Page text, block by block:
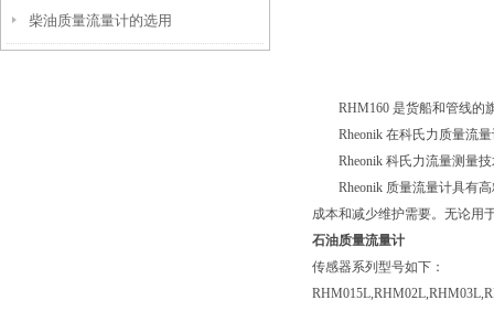
度的热式气体质量流量控制器/流量计
柴油质量流量计的选用
RHM160 是货船和管线的旗
Rheonik 在科氏力质量流量
Rheonik 科氏力流量测量技
Rheonik 质量流量计具有高
成本和减少维护需要。无论用
石油质量流量计
传感器系列型号如下：